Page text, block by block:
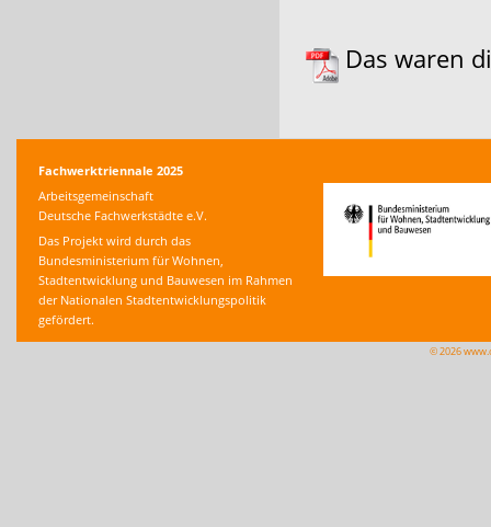
Das waren
Fachwerktriennale 2025
Arbeitsgemeinschaft
Deutsche Fachwerkstädte e.V.
Das Projekt wird durch das
Bundesministerium für Wohnen,
Stadtentwicklung und Bauwesen im Rahmen
der Nationalen Stadtentwicklungspolitik
gefördert.
© 2026